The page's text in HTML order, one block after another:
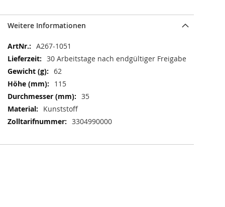
Weitere Informationen
Weitere
Informationen
A267-1051
30 Arbeitstage nach endgültiger Freigabe
62
115
35
Kunststoff
3304990000